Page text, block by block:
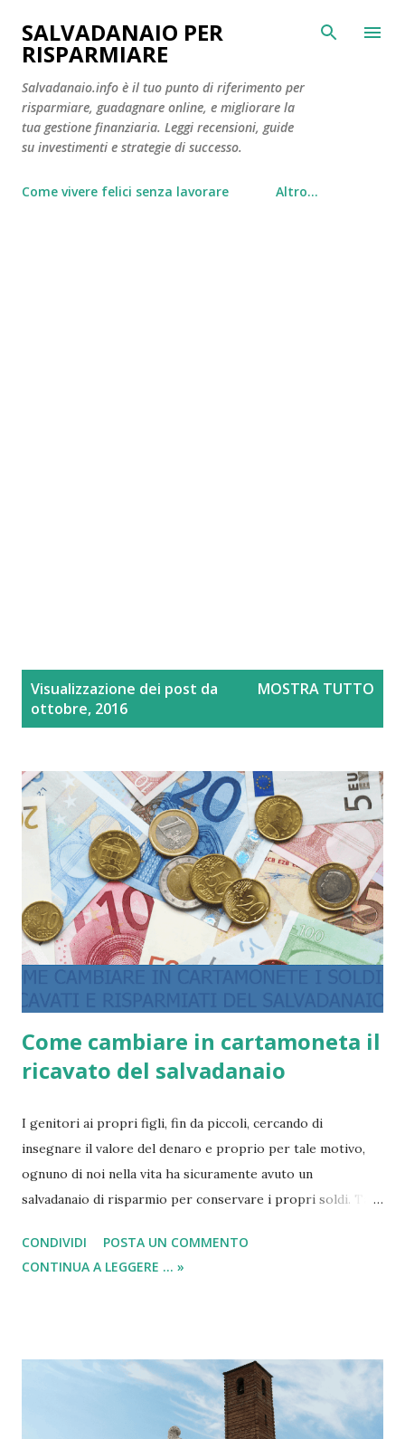
Passa ai contenuti principali
SALVADANAIO PER
RISPARMIARE
Salvadanaio.info è il tuo punto di riferimento per
risparmiare, guadagnare online, e migliorare la
tua gestione finanziaria. Leggi recensioni, guide
su investimenti e strategie di successo.
Come vivere felici senza lavorare Altro…
Visualizzazione dei post da
ottobre, 2016
MOSTRA TUTTO
Come cambiare in cartamoneta il
ricavato del salvadanaio
I genitori ai propri figli, fin da piccoli, cercando di
insegnare il valore del denaro e proprio per tale motivo,
ognuno di noi nella vita ha sicuramente avuto un
salvadanaio di risparmio per conservare i propri soldi. Tale
denaro e non importa che forma abbia; l’importante è che
riesca a contenere più risparmi possibili. Esistono diversi
in modo da renderlo più simpatico. Il problema principale
del salvadanaio è che una volta riempito, moneta dopo
moneta , non si sa mai dove cambiare il ricavato. Questo
CONDIVIDI
POSTA UN COMMENTO
CONTINUA A LEGGERE ... »